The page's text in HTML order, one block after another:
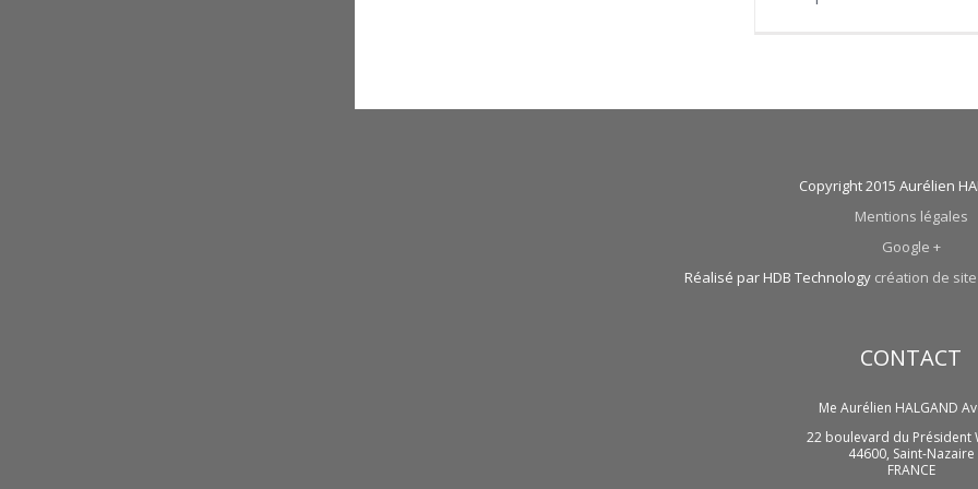
Copyright 2015 Aurélien
Mentions légales
Google +
Réalisé par HDB Technology création de
CONTACT
Me Aurélien HALGAND
22 boulevard du Président
44600, Saint-Nazaire
FRANCE